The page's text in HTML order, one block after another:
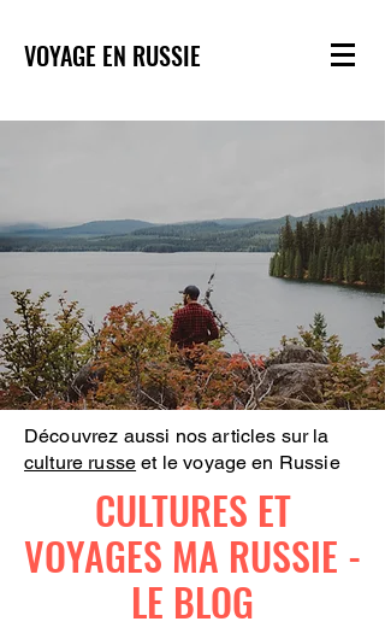
VOYAGE EN RUSSIE
Découvrez aussi nos articles sur la
culture russe et le voyage en Russie
CULTURES ET
VOYAGES MA RUSSIE -
LE BLOG